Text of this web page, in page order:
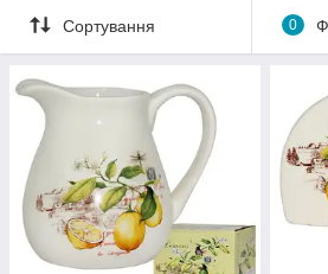
Сортування 0